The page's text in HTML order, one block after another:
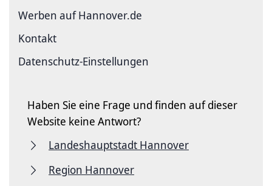
Werben auf Hannover.de
Kontakt
Datenschutz-Einstellungen
Haben Sie eine Frage und finden auf dieser
Website keine Antwort?
Landeshauptstadt Hannover
Region Hannover